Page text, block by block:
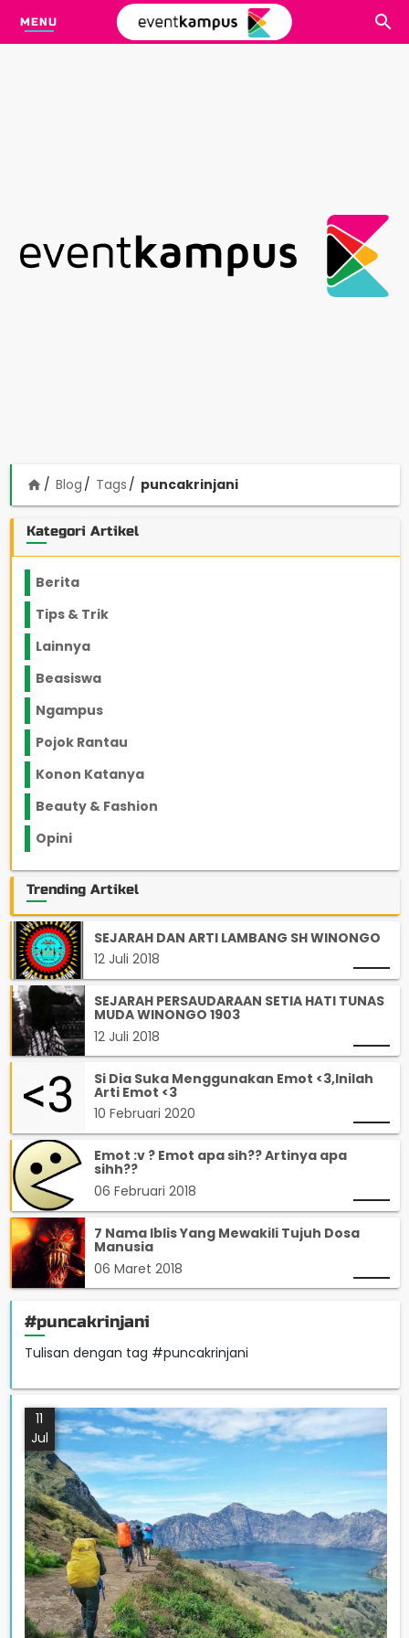
MENU
home Blog Tags puncakrinjani
Kategori Artikel
Berita
Tips & Trik
Lainnya
Beasiswa
Ngampus
Pojok Rantau
Konon Katanya
Beauty & Fashion
Opini
Trending Artikel
SEJARAH DAN ARTI LAMBANG SH WINONGO
12 Juli 2018
SEJARAH PERSAUDARAAN SETIA HATI TUNAS
MUDA WINONGO 1903
12 Juli 2018
Si Dia Suka Menggunakan Emot <3,Inilah
Arti Emot <3
10 Februari 2020
Emot :v ? Emot apa sih?? Artinya apa
sihh??
06 Februari 2018
7 Nama Iblis Yang Mewakili Tujuh Dosa
Manusia
06 Maret 2018
#puncakrinjani
Tulisan dengan tag #puncakrinjani
11
Jul